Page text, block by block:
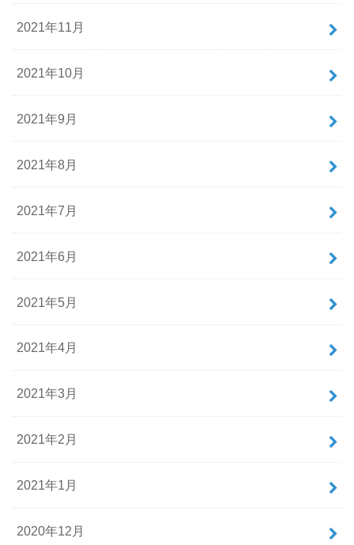
2021年11月
2021年10月
2021年9月
2021年8月
2021年7月
2021年6月
2021年5月
2021年4月
2021年3月
2021年2月
2021年1月
2020年12月